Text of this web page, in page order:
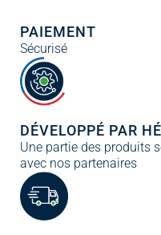
PAIEMENT
Sécurisé
DÉVELOPPÉ PAR
Une partie des produits
avec nos partenaires